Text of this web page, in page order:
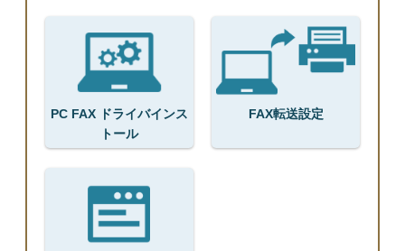
PC FAX ドライバインス
トール
FAX転送設定